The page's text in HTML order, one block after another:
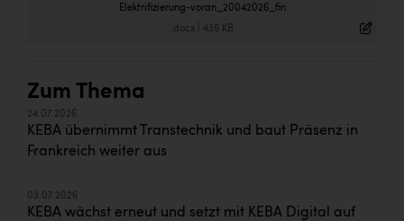
Elektrifizierung-voran_20042026_fin
.docx 435 KB
Zum Thema
24.07.2026
KEBA übernimmt Transtechnik und baut Präsenz in
Frankreich weiter aus
03.07.2026
KEBA wächst erneut und setzt mit KEBA Digital auf